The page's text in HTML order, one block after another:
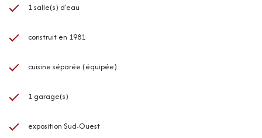
1 salle(s) d'eau
construit en 1981
cuisine séparée (équipée)
1 garage(s)
exposition Sud-Ouest